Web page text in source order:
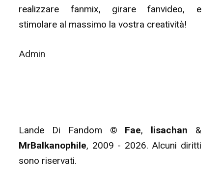
realizzare fanmix, girare fanvideo, e
stimolare al massimo la vostra creatività!
Admin
Lande Di Fandom © Fae, lisachan &
MrBalkanophile, 2009 - 2026. Alcuni diritti
sono riservati.